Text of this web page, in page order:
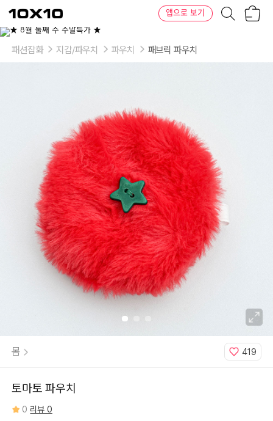
텐
바
텐
앱으로 보기
패션잡화 지갑/파우치 파우치 패브릭 파우치
몸 419
토마토 파우치
0 리뷰 0